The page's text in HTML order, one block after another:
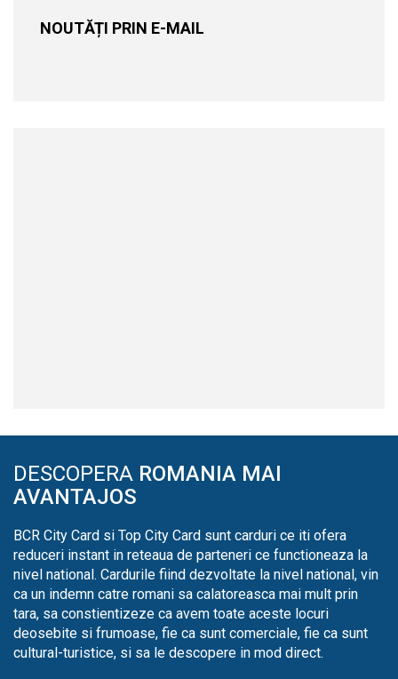
NOUTĂȚI PRIN E-MAIL
DESCOPERA ROMANIA MAI
AVANTAJOS
BCR City Card si Top City Card sunt carduri ce iti ofera
reduceri instant in reteaua de parteneri ce functioneaza la
nivel national. Cardurile fiind dezvoltate la nivel national, vin
ca un indemn catre romani sa calatoreasca mai mult prin
tara, sa constientizeze ca avem toate aceste locuri
deosebite si frumoase, fie ca sunt comerciale, fie ca sunt
cultural-turistice, si sa le descopere in mod direct.